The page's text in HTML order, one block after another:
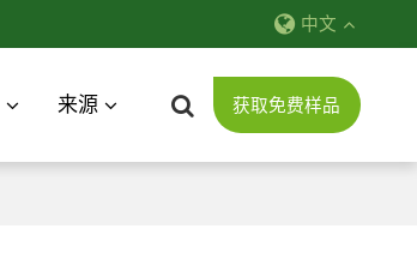
中文
来源 获取免费样品